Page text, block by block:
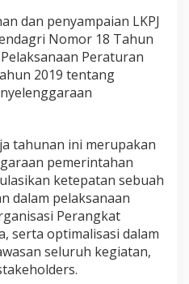
dan penyampaian LKPJ
Nomor 18 Tahun
Peraturan
2019 tentang
tahunan ini merupakan
pemerintahan
ketepatan sebuah
dalam pelaksanaan
Perangkat
serta optimalisasi dalam
seluruh kegiatan,